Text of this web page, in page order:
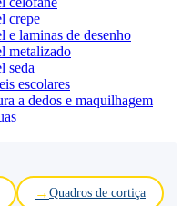
crepe
e laminas de desenho
metalizado
seda
escolares
a dedos e maquilhagem
Quadros de cortiça